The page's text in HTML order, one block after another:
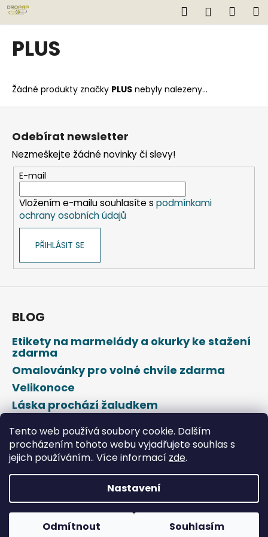
Tento web používá soubory cookie. Dalším
procházením tohoto webu vyjadřujete souhlas s
jejich používáním.. Více informací zde.
Nastavení
Odmítnout Souhlasím
Přejít
na
obsah
Hledat
PLUS
Žádné produkty značky PLUS nebyly nalezeny...
K
o
o
p
o
t
ř
e
b
e
n
a
í
?
HLEDAT
D
o
o
r
Z
Odebírat newsletter
Nezmeškejte žádné novinky či slevy!
E-mail
Vložením e-mailu souhlasíte s podmínkami
ochrany osobních údajů
PŘIHLÁSIT SE
BLOG
Etikety na marmelády a okurky ke stažení
zdarma
Omalovánky pro volné chvíle zdarma
Velikonoce
Láska prochází žaludkem
Vytvořil Shoptet
Copyright 2026DROPAP . Všechna práva vyhrazena.